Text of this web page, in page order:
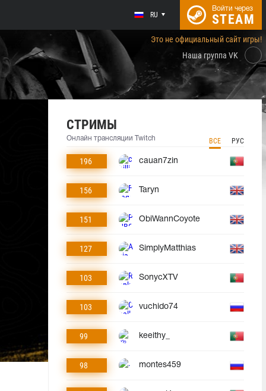
RU
Войти через
STEAM
Это не официальный сайт игры!
Наша группа VK
СТРИМЫ
Онлайн трансляции Twitch ВСЕ РУС
196 cauan7zin
156 Taryn
151 ObiWannCoyote
127 SimplyMatthias
103 SonycXTV
103 vuchido74
99 keeithy_
98 montes459